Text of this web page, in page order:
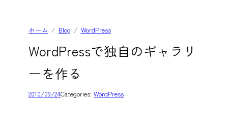
ホーム Blog WordPress
WordPressで独自のギャラリ
ーを作る
2010/09/24Categories: WordPress